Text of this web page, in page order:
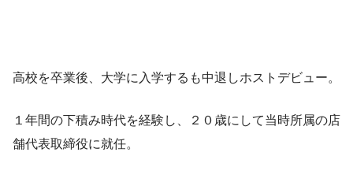
高校を卒業後、大学に入学するも中退しホストデビュー。
１年間の下積み時代を経験し、２０歳にして当時所属の店
舗代表取締役に就任。